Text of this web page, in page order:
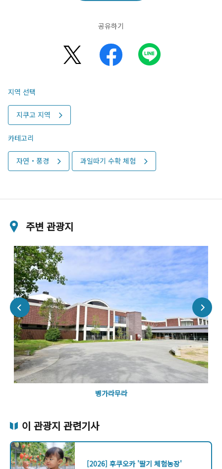
공유하기
지역 선택
지쿠고 지역
카테고리
자연・풍경 과일따기 수확 체험
주변 관광지
벵가라무라
이 관광지 관련기사
[2026] 후쿠오카 '딸기 체험농장'